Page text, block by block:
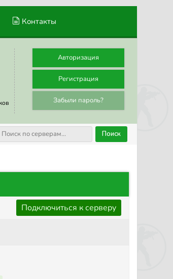
Контакты
Авторизация
Регистрация
Забыли пароль?
Поиск
Подключиться к серверу